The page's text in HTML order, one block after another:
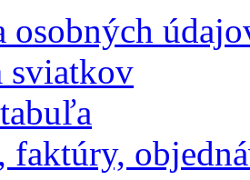
osobných
sviatkov
faktúry,